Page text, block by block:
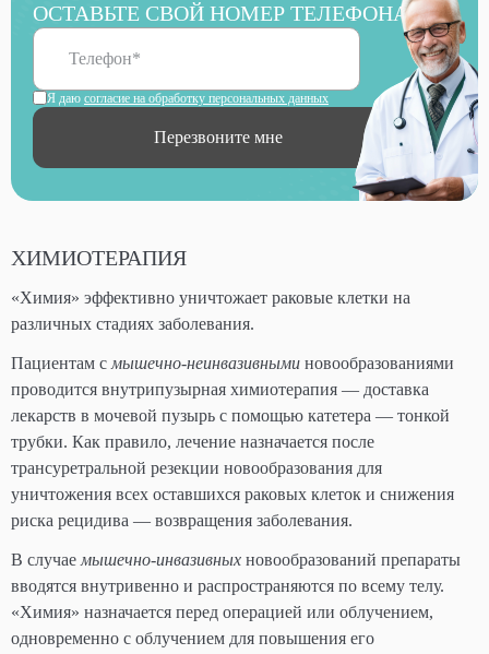
ОСТАВЬТЕ СВОЙ НОМЕР ТЕЛЕФОНА
Я даю согласие на обработку персональных данных
Перезвоните мне
ХИМИОТЕРАПИЯ
«Химия» эффективно уничтожает раковые клетки на
различных стадиях заболевания.
Пациентам с мышечно-неинвазивными новообразованиями
проводится внутрипузырная химиотерапия — доставка
лекарств в мочевой пузырь с помощью катетера — тонкой
трубки. Как правило, лечение назначается после
трансуретральной резекции новообразования для
уничтожения всех оставшихся раковых клеток и снижения
риска рецидива — возвращения заболевания.
В случае мышечно-инвазивных новообразований препараты
вводятся внутривенно и распространяются по всему телу.
«Химия» назначается перед операцией или облучением,
одновременно с облучением для повышения его